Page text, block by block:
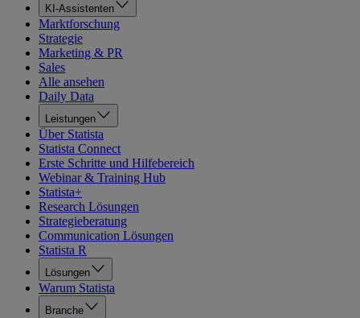
KI-Assistenten
Marktforschung
Strategie
Marketing & PR
Sales
Alle ansehen
Daily Data
Leistungen
Über Statista
Statista Connect
Erste Schritte und Hilfebereich
Webinar & Training Hub
Statista+
Research Lösungen
Strategieberatung
Communication Lösungen
Statista R
Lösungen
Warum Statista
Branche